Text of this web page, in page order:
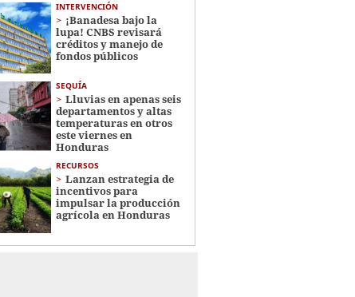
INTERVENCIÓN
¡Banadesa bajo la
lupa! CNBS revisará
créditos y manejo de
fondos públicos
SEQUÍA
Lluvias en apenas seis
departamentos y altas
temperaturas en otros
este viernes en
Honduras
RECURSOS
Lanzan estrategia de
incentivos para
impulsar la producción
agrícola en Honduras